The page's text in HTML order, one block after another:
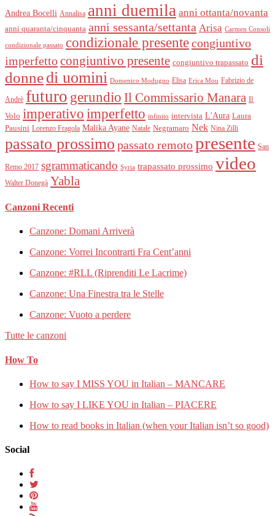
Andrea Bocelli Annalisa anni duemila anni ottanta/novanta
anni quaranta/cinquanta anni sessanta/settanta Arisa Carmen Consoli
condizionale passato condizionale presentecongiuntivo
imperfettocongiuntivo presente congiuntivo trapassato di
donnedi uomini Domenico Modugno Elisa Erica Mou Fabrizio de
Andrè futuro gerundio Il Commissario Manara Il
Volo imperativo imperfetto infinito intervista L'Aura Laura
Pausini Lorenzo Fragola Malika Ayane Natale Negramaro Nek Nina Zilli
passato prossimo passato remotopresente San
Remo 2017 sgrammaticando Syria trapassato prossimo video
Walter Donegà Yabla
Canzoni Recenti
Canzone: Domani Arriverà
Canzone: Vorrei Incontrarti Fra Cent’anni
Canzone: #RLL (Riprenditi Le Lacrime)
Canzone: Una Finestra tra le Stelle
Canzone: Vuoto a perdere
Tutte le canzoni
How To
How to say I MISS YOU in Italian – MANCARE
How to say I LIKE YOU in Italian – PIACERE
How to read books in Italian (when your Italian isn’t so good)
Social